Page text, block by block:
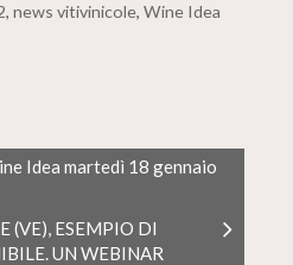
, news vitivinicole, Wine Idea
Idea martedì 18 gennaio
(VE), ESEMPIO DI
UN WEBINAR